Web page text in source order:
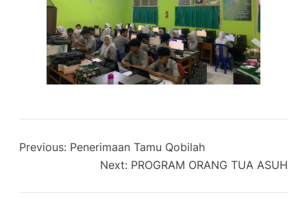
Previous: Penerimaan Tamu Qobilah
Next: PROGRAM ORANG TUA ASUH